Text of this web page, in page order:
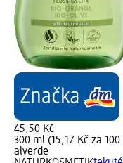
45,50 Kč
300 ml (15,17 Kč za
alverde